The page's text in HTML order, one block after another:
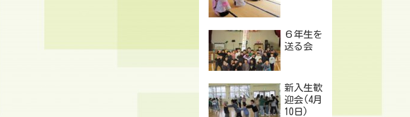
６年生を
送る会
新入生歓
迎会(4月
10日)